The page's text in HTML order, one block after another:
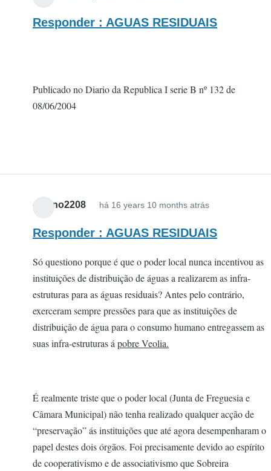
Responder : AGUAS RESIDUAIS
Publicado no Diario da Republica I serie B nº 132 de
08/06/2004
cigano2208 há 16 years 10 months atrás
Responder : AGUAS RESIDUAIS
Só questiono porque é que o poder local nunca incentivou as
instituições de distribuição de águas a realizarem as infra-
estruturas para as águas residuais? Antes pelo contrário,
exerceram sempre pressões para que as instituições de
distribuição de água para o consumo humano entregassem as
suas infra-estruturas á pobre Veolia.
É realmente triste que o poder local (Junta de Freguesia e
Câmara Municipal) não tenha realizado qualquer acção de
“preservação” ás instituições que até agora desempenharam o
papel destes dois órgãos. Foi precisamente devido ao espírito
de cooperativismo e de associativismo que Sobreira